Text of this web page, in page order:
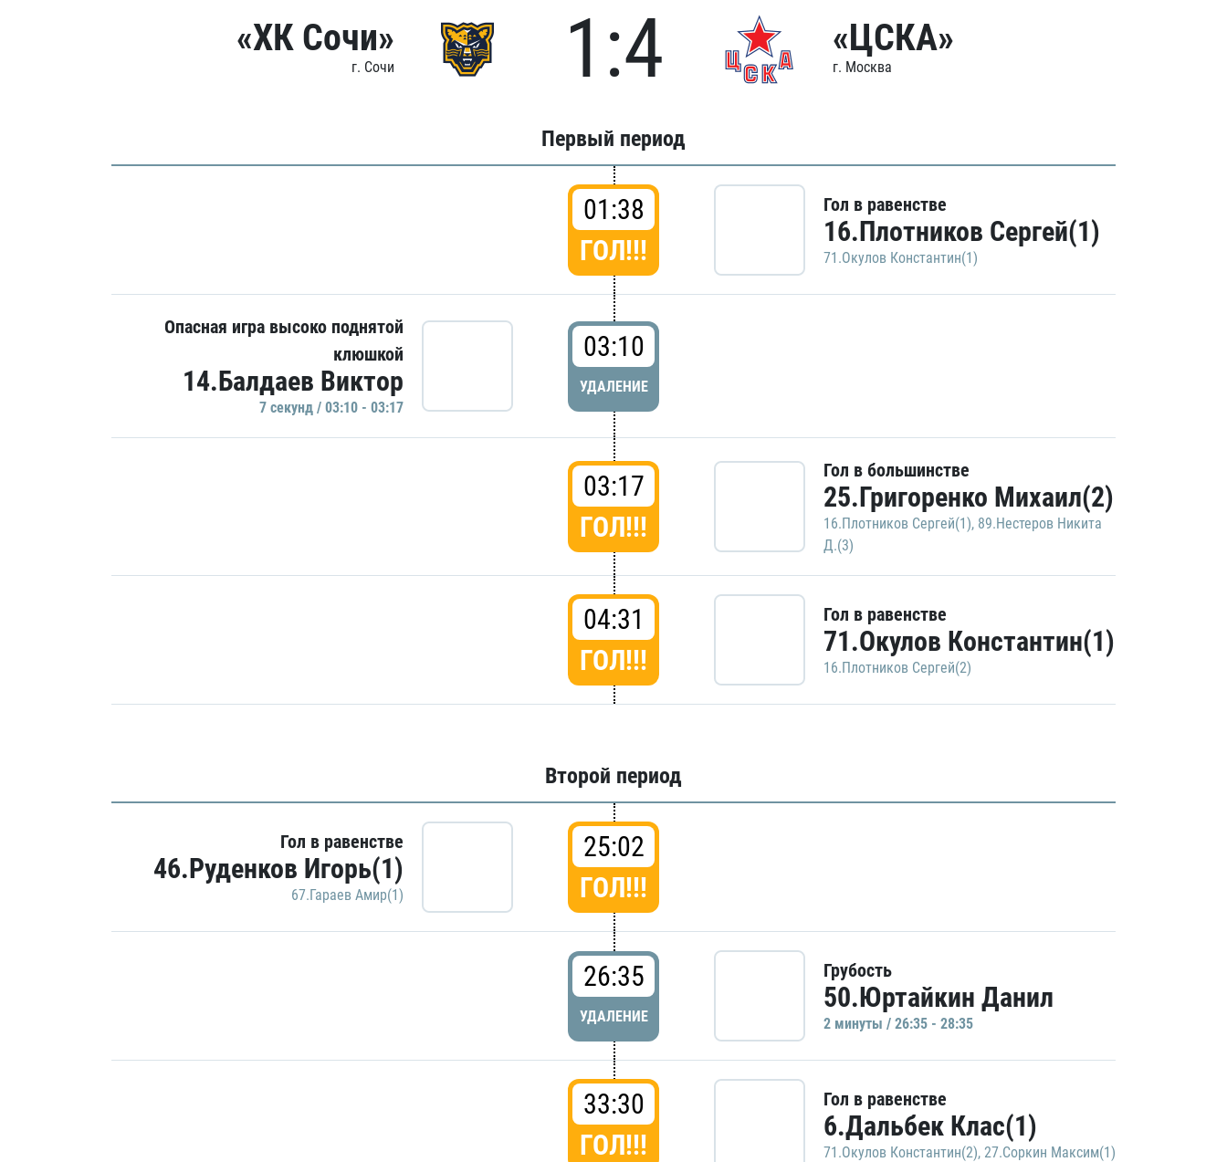
«ХК Сочи»
г. Сочи 1:4 «ЦСКА»
г. Москва
Первый период
01:38
ГОЛ!!!
Гол в равенстве
16.Плотников Сергей(1)
71.Окулов Константин(1)
Опасная игра высоко поднятой
клюшкой
14.Балдаев Виктор
7 секунд / 03:10 - 03:17
03:10
УДАЛЕНИЕ
03:17
ГОЛ!!!
Гол в большинстве
25.Григоренко Михаил(2)
16.Плотников Сергей(1), 89.Нестеров Никита
Д.(3)
04:31
ГОЛ!!!
Гол в равенстве
71.Окулов Константин(1)
16.Плотников Сергей(2)
Второй период
Гол в равенстве
46.Руденков Игорь(1)
67.Гараев Амир(1)
25:02
ГОЛ!!!
26:35
УДАЛЕНИЕ
Грубость
50.Юртайкин Данил
2 минуты / 26:35 - 28:35
33:30
ГОЛ!!!
Гол в равенстве
6.Дальбек Клас(1)
71.Окулов Константин(2), 27.Соркин Максим(1)